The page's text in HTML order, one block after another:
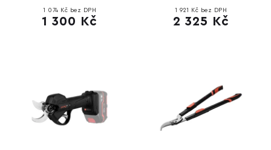
1 074 Kč bez DPH
1 300 Kč
1 921 Kč bez DPH
2 325 Kč